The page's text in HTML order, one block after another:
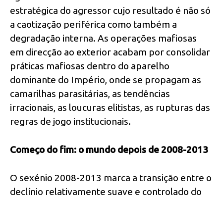
estratégica do agressor cujo resultado é não só
a caotização periférica como também a
degradação interna. As operações mafiosas
em direcção ao exterior acabam por consolidar
práticas mafiosas dentro do aparelho
dominante do Império, onde se propagam as
camarilhas parasitárias, as tendências
irracionais, as loucuras elitistas, as rupturas das
regras de jogo institucionais.
Começo do fim: o mundo depois de 2008-2013
O sexénio 2008-2013 marca a transição entre o
declínio relativamente suave e controlado do